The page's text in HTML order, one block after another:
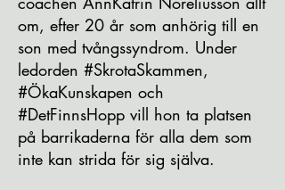
om, efter 20 år som anhörig till en
son med tvångssyndrom. Under
ledorden #SkrotaSkammen,
#ÖkaKunskapen och
#DetFinnsHopp vill hon ta platsen
på barrikaderna för alla dem som
inte kan strida för sig själva.